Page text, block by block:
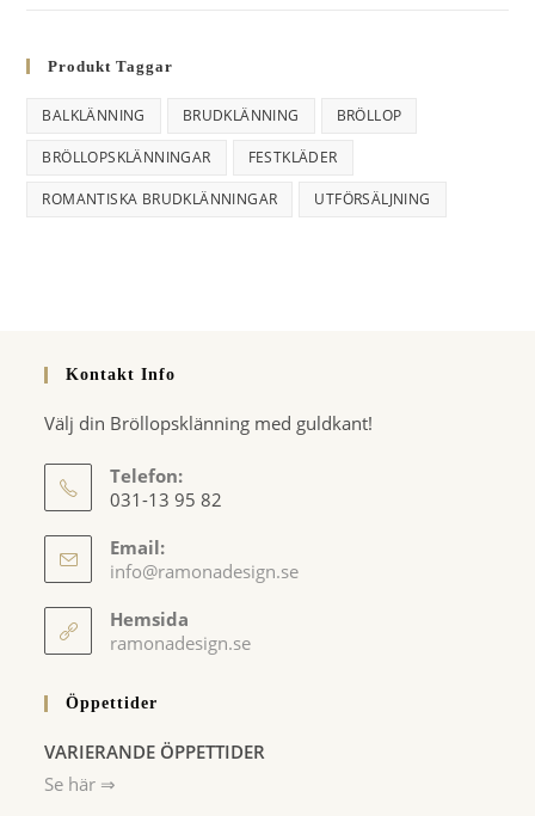
Produkt Taggar
BALKLÄNNING BRUDKLÄNNING BRÖLLOP
BRÖLLOPSKLÄNNINGAR FESTKLÄDER
ROMANTISKA BRUDKLÄNNINGAR UTFÖRSÄLJNING
Kontakt Info
Välj din Bröllopsklänning med guldkant!
Telefon:
031-13 95 82
Email:
info@ramonadesign.seOpens
Hemsida
ramonadesign.se
Öppettider
VARIERANDE ÖPPETTIDER
Se här ⇒